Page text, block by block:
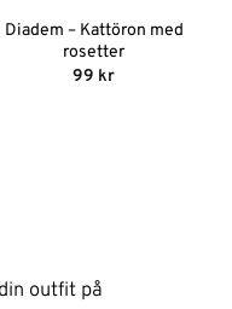
Diadem – Kattöron med
rosetter
99 kr
outfit på